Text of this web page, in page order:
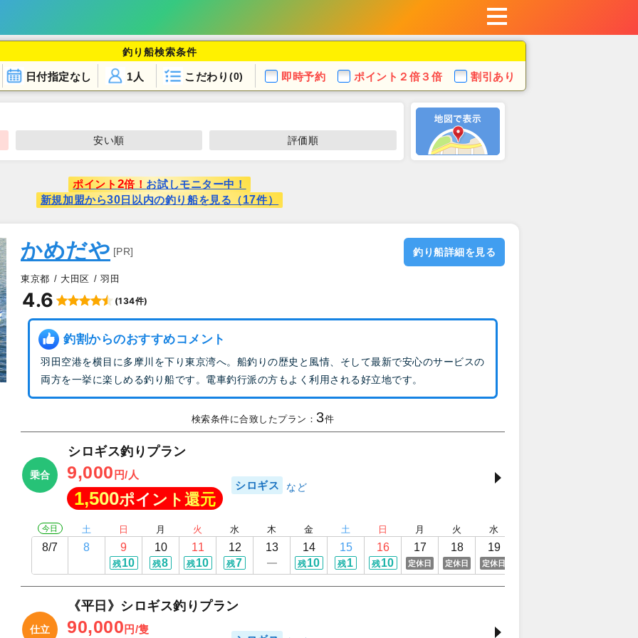
釣り船検索条件
日付指定なし こだわり (0)
1人 即時予約 ポイント ２倍３倍 割引あり
安い順 評価順
ポイント 2倍！ お試しモニター中！
新規加盟から30 日以内の釣り船を見る（17件）
かめだや [PR]
東京都 大田区 羽田
4.6 (134件)
釣り船詳細を見る
釣割からのおすすめコメント
羽田空港を横目に多摩川を下り東京湾へ。船釣りの歴史と風情、そして最新で安心のサービスの
両方を一挙に楽しめる釣り船です。電車釣行派の方もよく利用される好立地です。
検索条件に合致したプラン： 3件
乗合
シロギス釣りプラン
9,000 円/人
1,500ポイント還元
シロギス
今日
8/7
土
8
日
9
残10
月
10
残8
火
11
残10
水
12
残7
木
13
金
14
残10
土
15
残1
日
16
残10
月
17
定休日
火
18
定休日
水
19
定休日
仕立
《平日》シロギス釣りプラン
90,000 円/隻